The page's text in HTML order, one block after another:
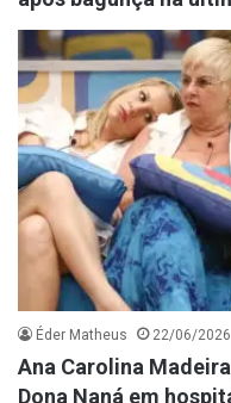
Éder Matheus 22/06/2026
Ana Carolina
Dona Naná em